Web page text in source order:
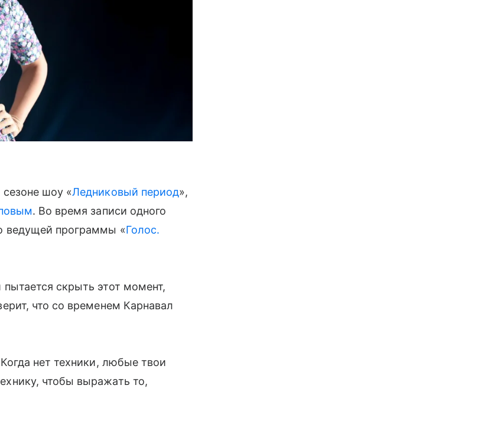
сезоне шоу «Ледниковый период»,
. Во время записи одного
ведущей программы «Голос.
скрыть этот момент,
что со временем Карнавал
нет техники, любые твои
чтобы выражать то,